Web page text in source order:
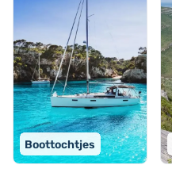
Boottochtjes